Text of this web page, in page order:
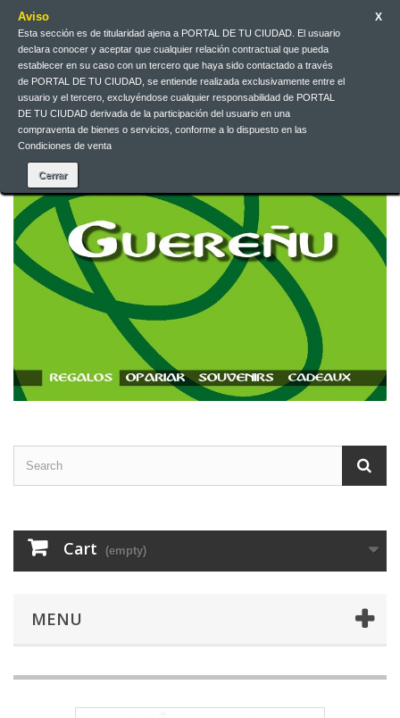
Aviso
Esta sección es de titularidad ajena a PORTAL DE TU CIUDAD. El usuario
declara conocer y aceptar que cualquier relación contractual que pueda
establecer en su caso con un tercero que haya sido contactado a través
de PORTAL DE TU CIUDAD, se entiende realizada exclusivamente entre el
usuario y el tercero, excluyéndose cualquier responsabilidad de PORTAL
DE TU CIUDAD derivada de la participación del usuario en una
compraventa de bienes o servicios, conforme a lo dispuesto en las
Condiciones de venta
X
EUR
English
Contact us
Cart (empty)
MENU